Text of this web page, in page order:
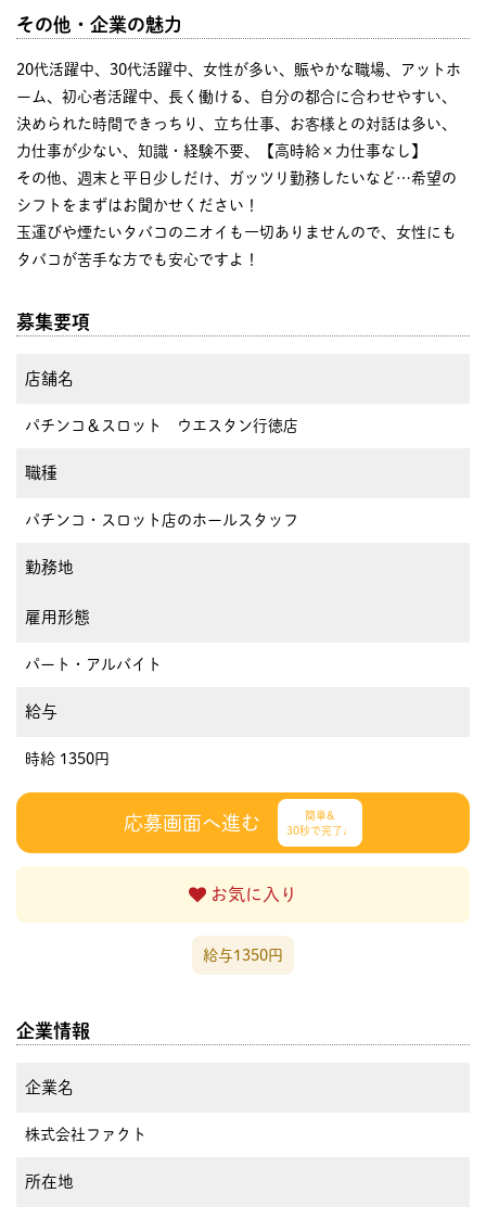
その他・企業の魅力
20代活躍中、30代活躍中、女性が多い、賑やかな職場、アットホ
ーム、初心者活躍中、長く働ける、自分の都合に合わせやすい、
決められた時間できっちり、立ち仕事、お客様との対話は多い、
力仕事が少ない、知識・経験不要、【高時給×力仕事なし】
その他、週末と平日少しだけ、ガッツリ勤務したいなど…希望の
シフトをまずはお聞かせください！
玉運びや煙たいタバコのニオイも一切ありませんので、女性にも
タバコが苦手な方でも安心ですよ！
募集要項
店舗名
パチンコ＆スロット ウエスタン行徳店
職種
パチンコ・スロット店のホールスタッフ
勤務地
雇用形態
パート・アルバイト
給与
時給 1350円
応募画面へ進む
簡単&
30秒で完了♩
お気に入り
給与1350円
企業情報
企業名
株式会社ファクト
所在地